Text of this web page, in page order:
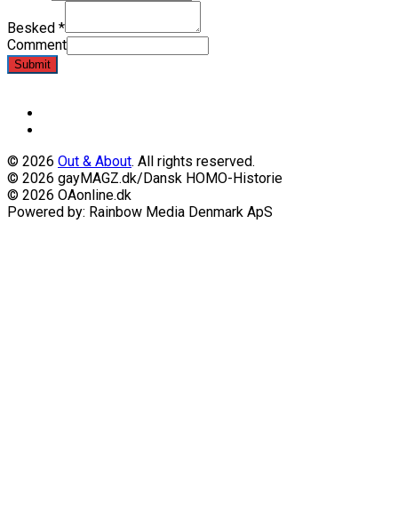
Besked *
Comment
Submit
© 2026 Out & About. All rights reserved.
© 2026 gayMAGZ.dk/Dansk HOMO-Historie
© 2026 OAonline.dk
Powered by: Rainbow Media Denmark ApS